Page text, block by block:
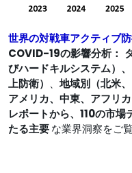
世界の対戦車アクティブ
COVID-19の影響分析：
びハードキルシステム）
上防衛） 、地域別（北米
アメリカ、中東、アフリ
レポートから、110の市
たる主要な業界洞察をご